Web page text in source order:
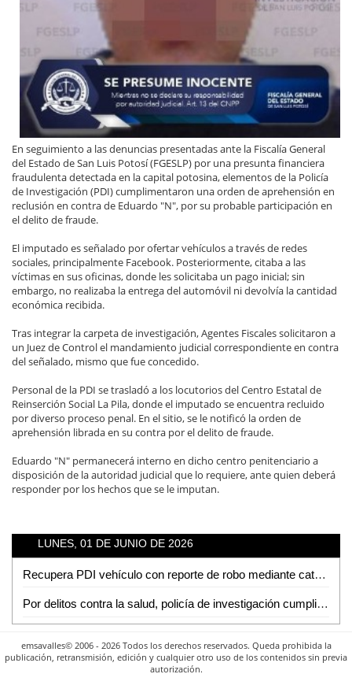
En seguimiento a las denuncias presentadas ante la Fiscalía General
del Estado de San Luis Potosí (FGESLP) por una presunta financiera
fraudulenta detectada en la capital potosina, elementos de la Policía
de Investigación (PDI) cumplimentaron una orden de aprehensión en
reclusión en contra de Eduardo "N", por su probable participación en
el delito de fraude.
El imputado es señalado por ofertar vehículos a través de redes
sociales, principalmente Facebook. Posteriormente, citaba a las
víctimas en sus oficinas, donde les solicitaba un pago inicial; sin
embargo, no realizaba la entrega del automóvil ni devolvía la cantidad
económica recibida.
Tras integrar la carpeta de investigación, Agentes Fiscales solicitaron a
un Juez de Control el mandamiento judicial correspondiente en contra
del señalado, mismo que fue concedido.
Personal de la PDI se trasladó a los locutorios del Centro Estatal de
Reinserción Social La Pila, donde el imputado se encuentra recluido
por diverso proceso penal. En el sitio, se le notificó la orden de
aprehensión librada en su contra por el delito de fraude.
Eduardo "N" permanecerá interno en dicho centro penitenciario a
disposición de la autoridad judicial que lo requiere, ante quien deberá
responder por los hechos que se le imputan.
LUNES, 01 DE JUNIO DE 2026
Recupera PDI vehículo con reporte de robo mediante cateo en Ciudad Valles
Por delitos contra la salud, policía de investigación cumplimenta tres órdenes de aprehensión
emsavalles© 2006 - 2026 Todos los derechos reservados. Queda prohibida la
publicación, retransmisión, edición y cualquier otro uso de los contenidos sin previa
autorización.